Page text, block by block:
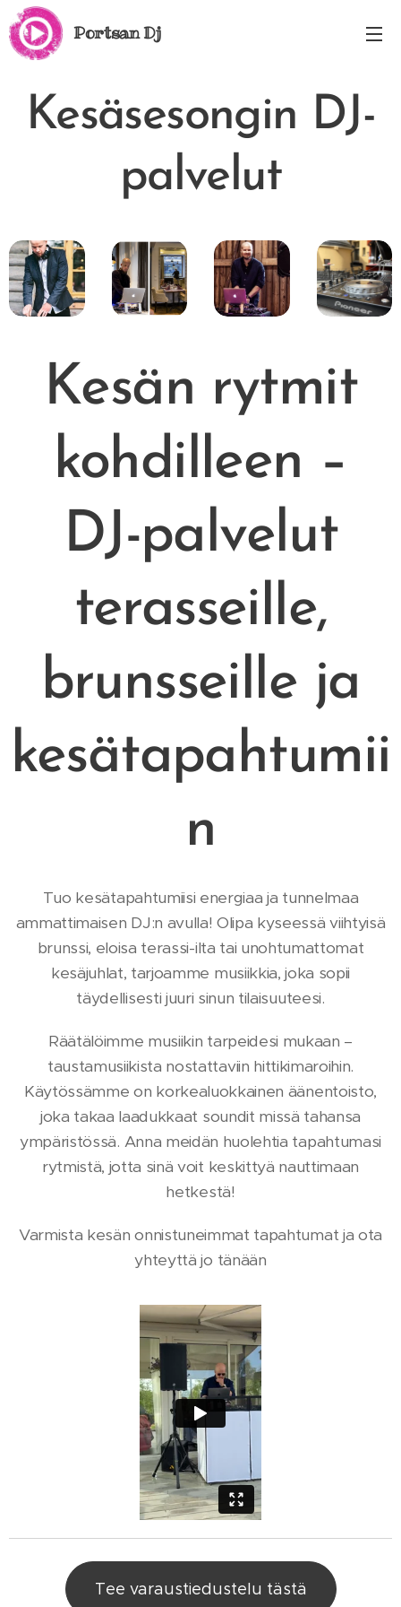
Portsan Dj
Kesäsesongin DJ-
palvelut
Kesän rytmit
kohdilleen –
DJ-palvelut
terasseille,
brunsseille ja
kesätapahtumii
n
Tuo kesätapahtumiisi energiaa ja tunnelmaa
ammattimaisen DJ:n avulla! Olipa kyseessä viihtyisä
brunssi, eloisa terassi-ilta tai unohtumattomat
kesäjuhlat, tarjoamme musiikkia, joka sopii
täydellisesti juuri sinun tilaisuuteesi.
Räätälöimme musiikin tarpeidesi mukaan –
taustamusiikista nostattaviin hittikimaroihin.
Käytössämme on korkealuokkainen äänentoisto,
joka takaa laadukkaat soundit missä tahansa
ympäristössä. Anna meidän huolehtia tapahtumasi
rytmistä, jotta sinä voit keskittyä nauttimaan
hetkestä!
Varmista kesän onnistuneimmat tapahtumat ja ota
yhteyttä jo tänään
Tee varaustiedustelu tästä